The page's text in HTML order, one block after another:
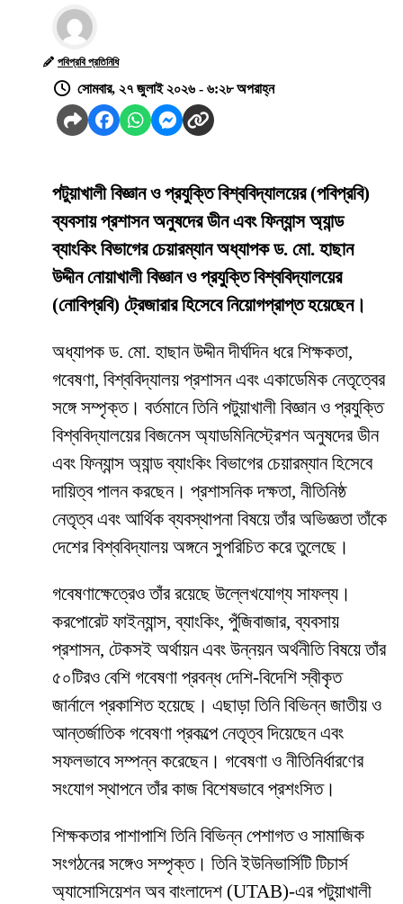
পবিপ্রবি প্রতিনিধি
সোমবার, ২৭ জুলাই ২০২৬ - ৬:২৮ অপরাহ্ন
পটুয়াখালী বিজ্ঞান ও প্রযুক্তি বিশ্ববিদ্যালয়ের (পবিপ্রবি)
ব্যবসায় প্রশাসন অনুষদের ডীন এবং ফিন্যান্স অ্যান্ড
ব্যাংকিং বিভাগের চেয়ারম্যান অধ্যাপক ড. মো. হাছান
উদ্দীন নোয়াখালী বিজ্ঞান ও প্রযুক্তি বিশ্ববিদ্যালয়ের
(নোবিপ্রবি) ট্রেজারার হিসেবে নিয়োগপ্রাপ্ত হয়েছেন।
অধ্যাপক ড. মো. হাছান উদ্দীন দীর্ঘদিন ধরে শিক্ষকতা,
গবেষণা, বিশ্ববিদ্যালয় প্রশাসন এবং একাডেমিক নেতৃত্বের
সঙ্গে সম্পৃক্ত। বর্তমানে তিনি পটুয়াখালী বিজ্ঞান ও প্রযুক্তি
বিশ্ববিদ্যালয়ের বিজনেস অ্যাডমিনিস্ট্রেশন অনুষদের ডীন
এবং ফিন্যান্স অ্যান্ড ব্যাংকিং বিভাগের চেয়ারম্যান হিসেবে
দায়িত্ব পালন করছেন। প্রশাসনিক দক্ষতা, নীতিনিষ্ঠ
নেতৃত্ব এবং আর্থিক ব্যবস্থাপনা বিষয়ে তাঁর অভিজ্ঞতা তাঁকে
দেশের বিশ্ববিদ্যালয় অঙ্গনে সুপরিচিত করে তুলেছে।
গবেষণাক্ষেত্রেও তাঁর রয়েছে উল্লেখযোগ্য সাফল্য।
করপোরেট ফাইন্যান্স, ব্যাংকিং, পুঁজিবাজার, ব্যবসায়
প্রশাসন, টেকসই অর্থায়ন এবং উন্নয়ন অর্থনীতি বিষয়ে তাঁর
৫০টিরও বেশি গবেষণা প্রবন্ধ দেশি-বিদেশি স্বীকৃত
জার্নালে প্রকাশিত হয়েছে। এছাড়া তিনি বিভিন্ন জাতীয় ও
আন্তর্জাতিক গবেষণা প্রকল্পে নেতৃত্ব দিয়েছেন এবং
সফলভাবে সম্পন্ন করেছেন। গবেষণা ও নীতিনির্ধারণের
সংযোগ স্থাপনে তাঁর কাজ বিশেষভাবে প্রশংসিত।
শিক্ষকতার পাশাপাশি তিনি বিভিন্ন পেশাগত ও সামাজিক
সংগঠনের সঙ্গেও সম্পৃক্ত। তিনি ইউনিভার্সিটি টিচার্স
অ্যাসোসিয়েশন অব বাংলাদেশ (UTAB)-এর পটুয়াখালী